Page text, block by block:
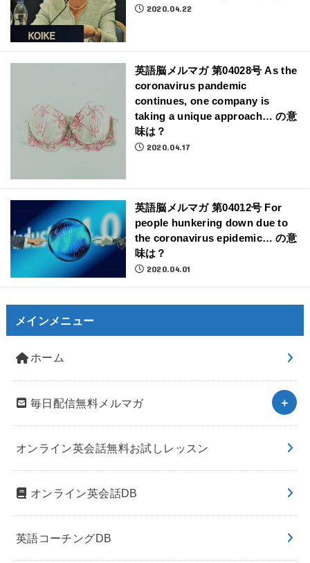
2020.04.22
英語脳メルマガ 第04028号 As the
coronavirus pandemic
continues, one company is
taking a unique approach… の意
味は？
2020.04.17
英語脳メルマガ 第04012号 For
people hunkering down due to
the coronavirus epidemic… の意
味は？
2020.04.01
メインメニュー
ホーム
毎日配信無料メルマガ
オンライン英会話無料お試しレッスン
オンライン英会話DB
英語コーチングDB